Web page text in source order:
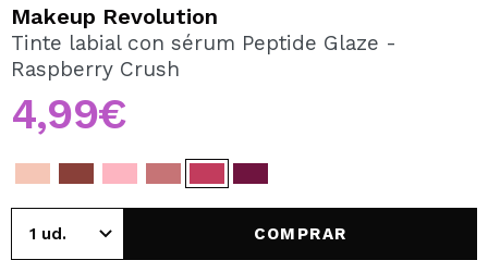
Al crear una cuenta en Maquillalia.com podrás realizar
tus compras rápidamente, revisar el estado de tus
CREAR CUENTA
Makeup Revolution
Tinte labial con sérum Peptide Glaze -
Raspberry Crush
4,99€
COMPRAR